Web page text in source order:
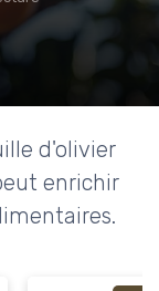
d'olivier
enrichir